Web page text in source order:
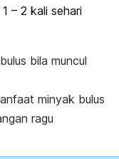
– 2 kali sehari
bila muncul
minyak bulus
ragu